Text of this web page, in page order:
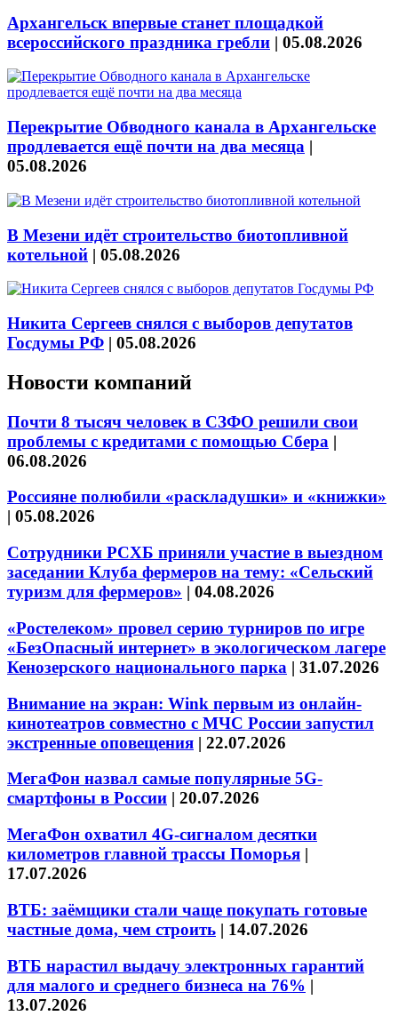
Архангельск впервые станет площадкой
всероссийского праздника гребли | 05.08.2026
Перекрытие Обводного канала в Архангельске
продлевается ещё почти на два месяца |
05.08.2026
В Мезени идёт строительство биотопливной
котельной | 05.08.2026
Никита Сергеев снялся с выборов депутатов
Госдумы РФ | 05.08.2026
Новости компаний
Почти 8 тысяч человек в СЗФО решили свои
проблемы с кредитами с помощью Сбера |
06.08.2026
Россияне полюбили «раскладушки» и «книжки»
| 05.08.2026
Сотрудники РСХБ приняли участие в выездном
заседании Клуба фермеров на тему: «Сельский
туризм для фермеров» | 04.08.2026
«Ростелеком» провел серию турниров по игре
«БезОпасный интернет» в экологическом лагере
Кенозерского национального парка | 31.07.2026
Внимание на экран: Wink первым из онлайн-
кинотеатров совместно с МЧС России запустил
экстренные оповещения | 22.07.2026
МегаФон назвал самые популярные 5G-
смартфоны в России | 20.07.2026
МегаФон охватил 4G-сигналом десятки
километров главной трассы Поморья |
17.07.2026
ВТБ: заёмщики стали чаще покупать готовые
частные дома, чем строить | 14.07.2026
ВТБ нарастил выдачу электронных гарантий
для малого и среднего бизнеса на 76% |
13.07.2026